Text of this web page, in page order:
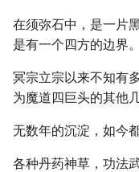
在须弥石中，是一片
是有一个四方的边界。
冥宗立宗以来不知有
为魔道四巨头的其他
无数年的沉淀，如今
各种丹药神草，功法